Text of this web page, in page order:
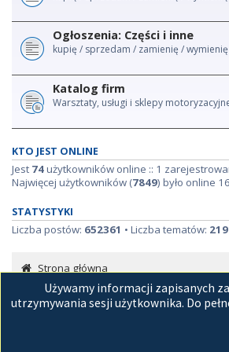
Ogłoszenia: Części i inne
kupię / sprzedam / zamienię /
Katalog firm
Warsztaty, usługi i sklepy
KTO JEST ONLINE
Jest 74użytkowników online :: 1
Najwięcej użytkowników (7849) było online
STATYSTYKI
Liczba postów: 652361 • Liczba tematów:
Używamy informacji zapisanych
utrzymywania sesji użytkownika. Do
Strona główna